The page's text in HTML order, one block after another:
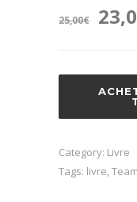
25,00€
Category: Livre
Tags: livre,